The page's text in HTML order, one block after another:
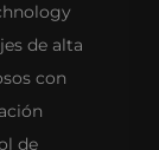
de alta
con
de